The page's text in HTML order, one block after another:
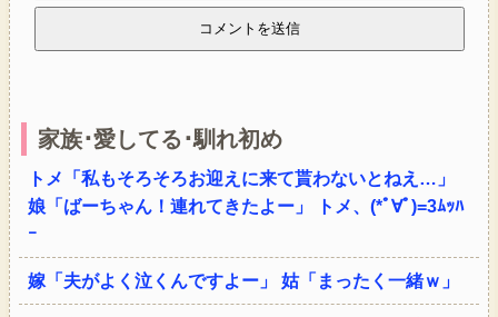
家族･愛してる･馴れ初め
トメ「私もそろそろお迎えに来て貰わないとねえ…」
娘「ばーちゃん！連れてきたよー」 トメ、(*ﾟ∀ﾟ)=3ﾑｯﾊ
ｰ
嫁「夫がよく泣くんですよー」 姑「まったく一緒ｗ」